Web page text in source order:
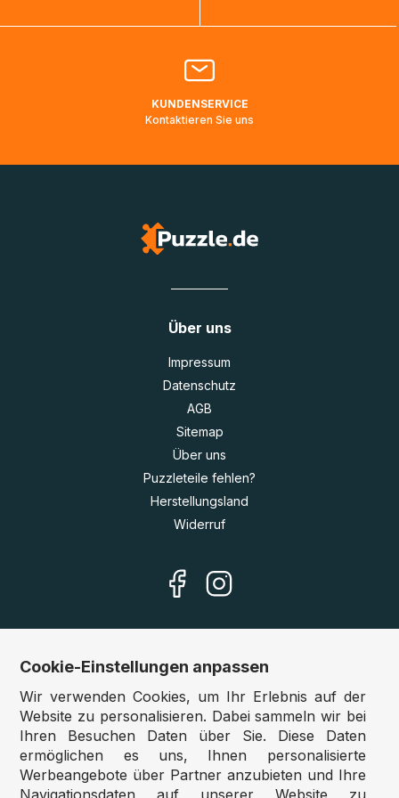
Bitte kontaktieren Sie denKundenservicefalls Ihr Paket
Lieferadressen in Deutschland oder Europa mehrere Tage
KUNDENSERVICE
Kontaktieren Sie uns
Über uns
Impressum
Datenschutz
AGB
Sitemap
Über uns
Puzzleteile fehlen?
Herstellungsland
Widerruf
Unsere Shops
Deutschland:www.puzzle.de
Österreich:
www.puzzle.at
Belgien:www.puzzle.be
Großbritannien:www.jigsawpuzzle.co.uk
Cookie-Einstellungen anpassen
Wir verwenden Cookies, um Ihr Erlebnis auf der
Website zu personalisieren. Dabei sammeln wir bei
Ihren Besuchen Daten über Sie. Diese Daten
ermöglichen es uns, Ihnen personalisierte
Werbeangebote über Partner anzubieten und Ihre
Navigationsdaten auf unserer Website zu